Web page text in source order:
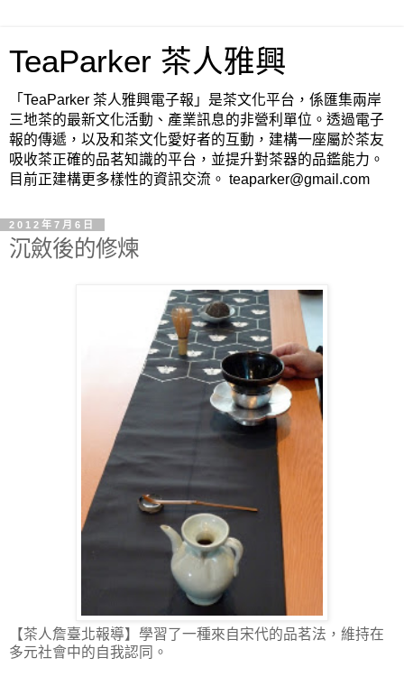
TeaParker 茶人雅興
「TeaParker 茶人雅興電子報」是茶文化平台，係匯集兩岸
三地茶的最新文化活動、產業訊息的非營利單位。透過電子
報的傳遞，以及和茶文化愛好者的互動，建構一座屬於茶友
吸收茶正確的品茗知識的平台，並提升對茶器的品鑑能力。
目前正建構更多樣性的資訊交流。 teaparker@gmail.com
2012年7月6日
沉斂後的修煉
【茶人詹臺北報導】 學習了一種來自宋代的品茗法，維持在
多元社會中的自我認同。